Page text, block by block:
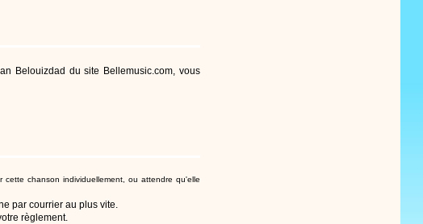
Belouizdad du site Bellemusic.com, vous
cette chanson individuellement, ou attendre qu'elle
par courrier au plus vite.
règlement.